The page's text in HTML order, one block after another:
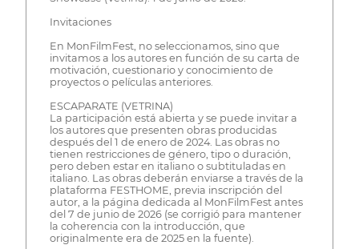
Invitaciones
En MonFilmFest, no seleccionamos, sino que
invitamos a los autores en función de su carta de
motivación, cuestionario y conocimiento de
proyectos o películas anteriores.
ESCAPARATE (VETRINA)
La participación está abierta y se puede invitar a
los autores que presenten obras producidas
después del 1 de enero de 2024. Las obras no
tienen restricciones de género, tipo o duración,
pero deben estar en italiano o subtituladas en
italiano. Las obras deberán enviarse a través de la
plataforma FESTHOME, previa inscripción del
autor, a la página dedicada al MonFilmFest antes
del 7 de junio de 2026 (se corrigió para mantener
la coherencia con la introducción, que
originalmente era de 2025 en la fuente).